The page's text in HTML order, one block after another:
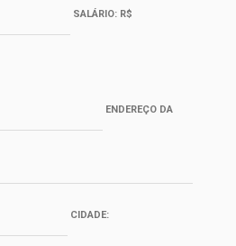
SALÁRIO: R$
ENDEREÇO DA
CIDADE: